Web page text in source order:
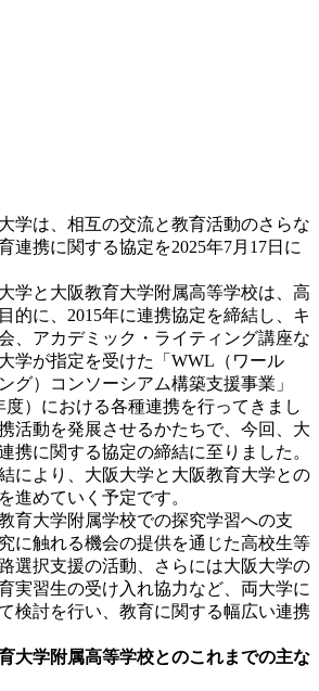
学は、相互の交流と教育活動のさらな
連携に関する協定を2025年7月17日に
学と大阪教育大学附属高等学校は、高
的に、2015年に連携協定を締結し、キ
、アカデミック・ライティング講座な
学が指定を受けた「WWL（ワール
グ）コンソーシアム構築支援事業」
度）における各種連携を行ってきまし
活動を発展させるかたちで、今回、大
携に関する協定の締結に至りました。
により、大阪大学と大阪教育大学との
進めていく予定です。
育大学附属学校での探究学習への支
に触れる機会の提供を通じた高校生等
選択支援の活動、さらには大阪大学の
実習生の受け入れ協力など、両大学に
検討を行い、教育に関する幅広い連携
大学附属高等学校とのこれまでの主な